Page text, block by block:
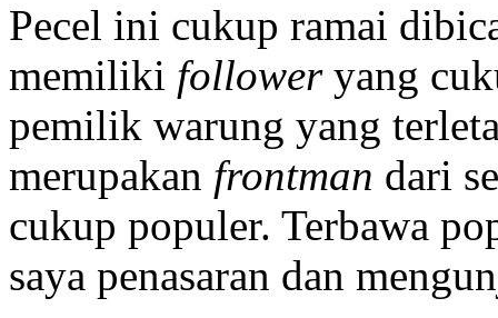
Pecel ini cukup ramai
memiliki follower yang
pemilik warung yang
merupakan frontman dari
cukup populer. Terbawa
saya penasaran dan